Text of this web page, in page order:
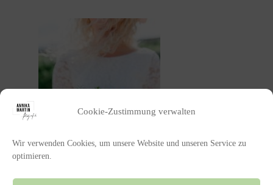
Cookie-Zustimmung verwalten
Wir verwenden Cookies, um unsere Website und unseren Service zu
optimieren.